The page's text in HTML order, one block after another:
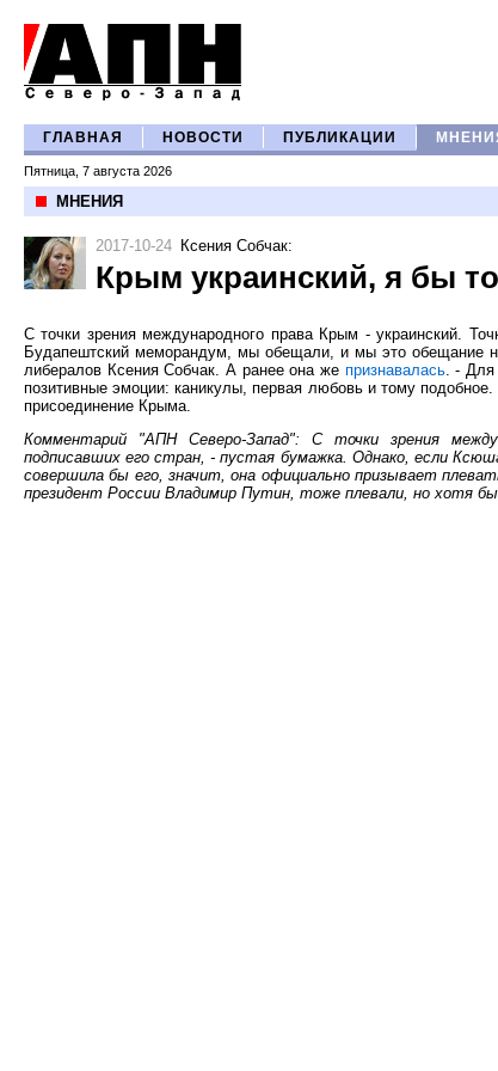
ГЛАВНАЯ НОВОСТИ ПУБЛИКАЦИИ
Пятница, 7 августа 2026
МНЕНИЯ
2017-10-24 Ксения Собчак:
Крым украинский, я бы
С точки зрения международного права Крым - украинский.
Будапештский меморандум, мы обещали, и мы это обещание
либералов Ксения Собчак. А ранее она же признавалась. - Для
позитивные эмоции: каникулы, первая любовь и тому
присоединение Крыма.
Комментарий "АПН Северо-Запад": С точки зрения
подписавших его стран, - пустая бумажка. Однако, если
совершила бы его, значит, она официально призывает
президент России Владимир Путин, тоже плевали, но хотя бы